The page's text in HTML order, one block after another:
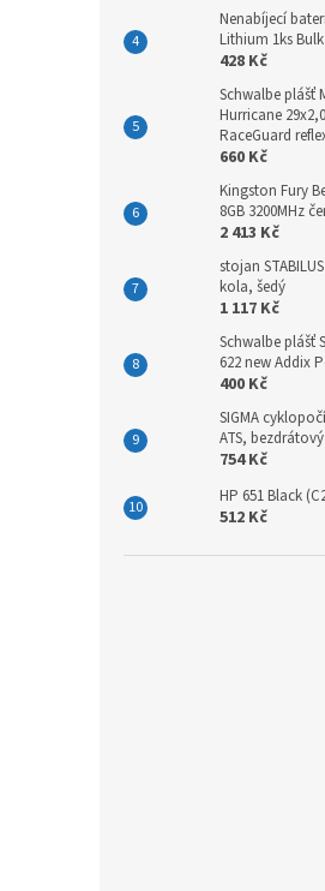
Nenabíjecí
Lithium 1ks Bulk
428 Kč
Schwalbe plášť
Hurricane
RaceGuard
660 Kč
Kingston Fury
8GB 3200MHz
2 413 Kč
stojan
kola, šedý
1 117 Kč
Schwalbe plášť
622 new Addix
400 Kč
SIGMA
ATS, bezdrátový
754 Kč
HP 651 Black
512 Kč